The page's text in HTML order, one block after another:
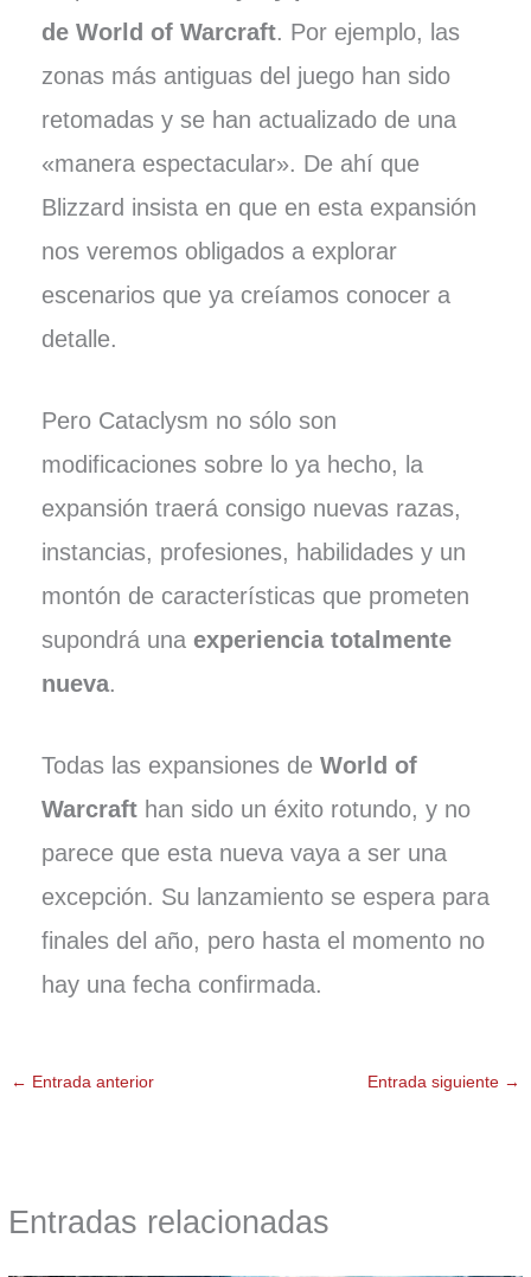
de World of Warcraft. Por ejemplo, las
zonas más antiguas del juego han sido
retomadas y se han actualizado de una
«manera espectacular». De ahí que
Blizzard insista en que en esta expansión
nos veremos obligados a explorar
escenarios que ya creíamos conocer a
detalle.
Pero Cataclysm no sólo son
modificaciones sobre lo ya hecho, la
expansión traerá consigo nuevas razas,
instancias, profesiones, habilidades y un
montón de características que prometen
supondrá una experiencia totalmente
nueva.
Todas las expansiones de World of
Warcrafthan sido un éxito rotundo, y no
parece que esta nueva vaya a ser una
excepción. Su lanzamiento se espera para
finales del año, pero hasta el momento no
hay una fecha confirmada.
← Entrada anterior Entrada siguiente →
Entradas relacionadas